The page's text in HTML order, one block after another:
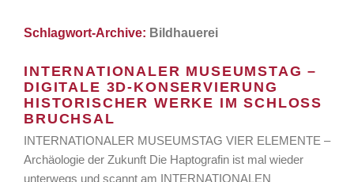
Schlagwort-Archive: Bildhauerei
INTERNATIONALER MUSEUMSTAG –
DIGITALE 3D-KONSERVIERUNG
HISTORISCHER WERKE IM SCHLOSS
BRUCHSAL
INTERNATIONALER MUSEUMSTAG VIER ELEMENTE –
Archäologie der Zukunft Die Haptografin ist mal wieder
unterwegs und scannt am INTERNATIONALEN